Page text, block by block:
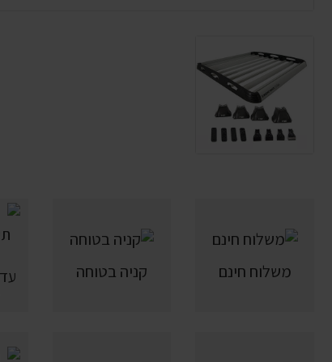
משלוח חינם קניה בטוחה